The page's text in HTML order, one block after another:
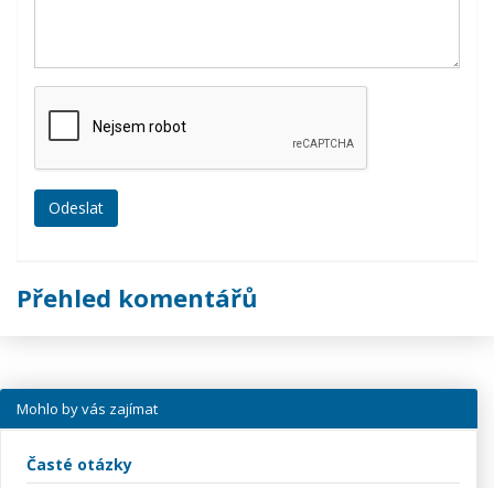
Přehled komentářů
Mohlo by vás zajímat
Časté otázky